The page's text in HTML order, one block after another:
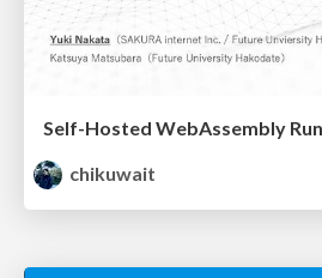
chikuwait